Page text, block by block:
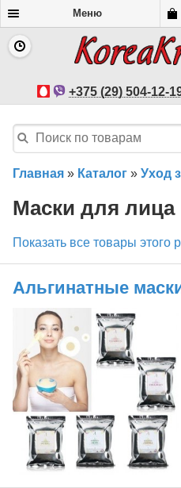
Меню
+375 (29) 504-12-
Главная » Каталог » Уход
Маски для лица
Показать все товары этого
Альгинатные